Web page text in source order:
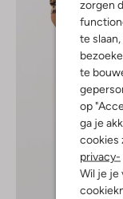
zorgen
te
te
op
ga je
cookies
privacy-
Wil je je